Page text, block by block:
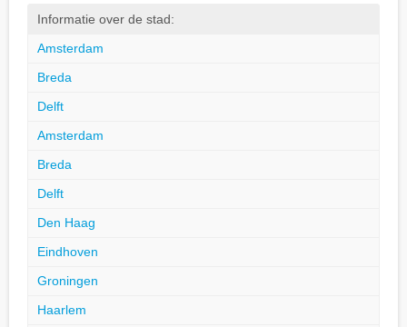
Informatie over de stad:
Amsterdam
Breda
Delft
Amsterdam
Breda
Delft
Den Haag
Eindhoven
Groningen
Haarlem